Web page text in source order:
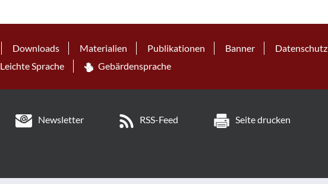
Downloads Materialien Publikationen Banner Datenschutz
Leichte Sprache Gebärdensprache
Newsletter RSS-Feed Seite drucken